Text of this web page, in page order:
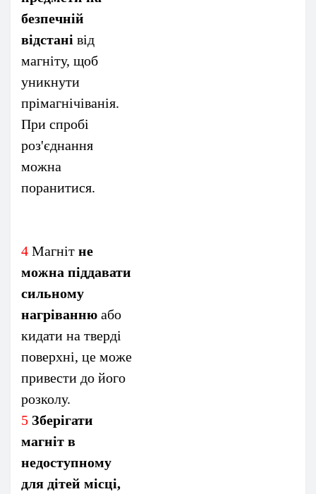
безпечній
відстані від
магніту, щоб
уникнути
прімагнічіванія.
При спробі
роз'єднання
можна
поранитися.
4 Магніт не
можна піддавати
сильному
нагріванню або
кидати на тверді
поверхні, це може
привести до його
розколу.
5 Зберігати
магніт в
недоступному
для дітей місці,